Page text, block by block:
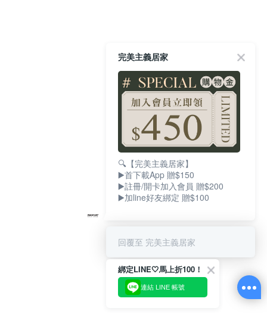
完美主義居家
🔍【完美主義居家】
▶️首下載App 贈$150
▶️註冊/開卡加入會員 贈$200
▶️加line好友綁定 贈$100
回覆至 完美主義居家
綁定LINE🤍馬上折100！
連結 LINE 帳號